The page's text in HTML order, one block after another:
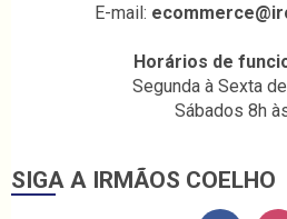
E-mail:
Horários de
Segunda à Sexta
Sábados 8h
SIGA A IRMÃOS COELHO